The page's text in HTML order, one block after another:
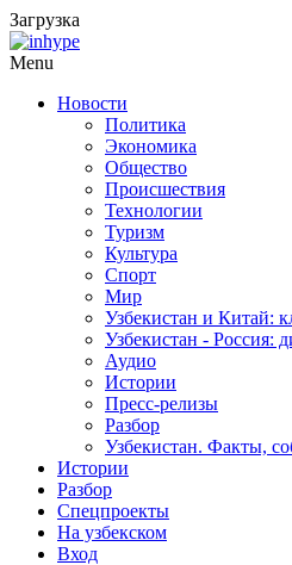
Загрузка
Menu
Новости
Политика
Экономика
Общество
Происшествия
Технологии
Туризм
Культура
Спорт
Мир
Узбекистан и Китай:
Узбекистан - Россия:
Аудио
Истории
Пресс-релизы
Разбор
Узбекистан. Факты,
Истории
Разбор
Спецпроекты
На узбекском
Вход